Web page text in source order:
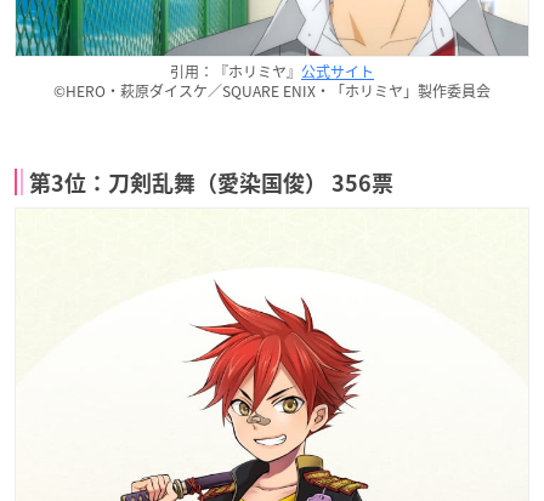
引用：『ホリミヤ』 公式サイト
©HERO・萩原ダイスケ／SQUARE ENIX・「ホリミヤ」製作委員会
第3位：刀剣乱舞（愛染国俊） 356票